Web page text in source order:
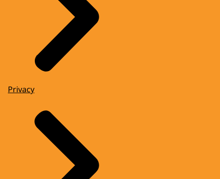
Privacy